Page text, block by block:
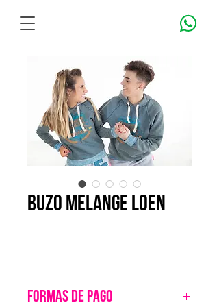
BUZO MELANGE LOEN
FORMAS DE PAGO